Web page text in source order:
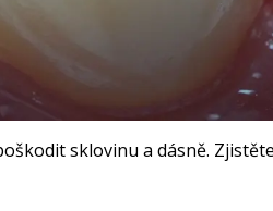
sklovinu a dásně.